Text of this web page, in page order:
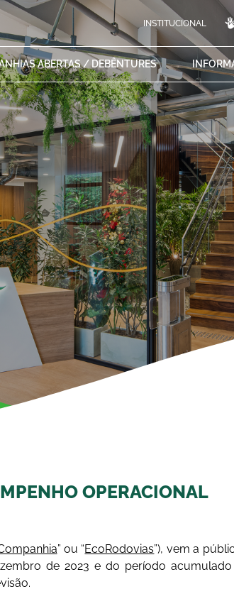
INSTITUCIONAL
ABERTAS /DEBÊNTURES
OPERACIONAL
” ou “EcoRodovias”), vem a
de 2023 e do período